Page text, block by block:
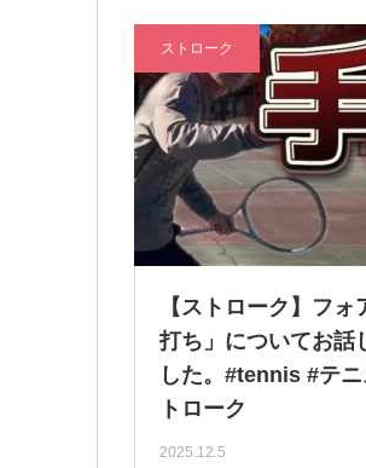
ストローク
【ストローク】フ
打ち」についてお話
した。#tennis #テ
トローク
2025.12.5